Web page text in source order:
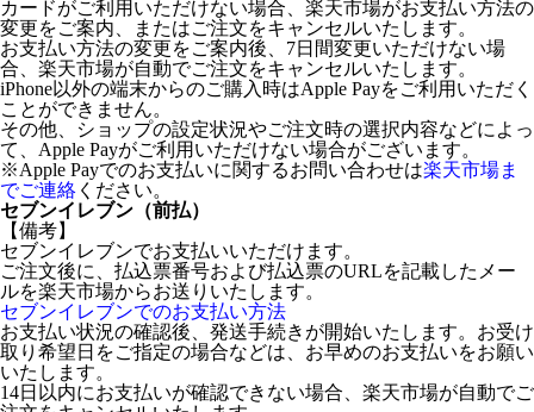
カードがご利用いただけない場合、楽天市場がお支払い方法の
変更をご案内、またはご注文をキャンセルいたします。
お支払い方法の変更をご案内後、7日間変更いただけない場
合、楽天市場が自動でご注文をキャンセルいたします。
iPhone以外の端末からのご購入時はApple Payをご利用いただく
ことができません。
その他、ショップの設定状況やご注文時の選択内容などによっ
て、Apple Payがご利用いただけない場合がございます。
※Apple Payでのお支払いに関するお問い合わせは楽天市場ま
でご連絡 ください。
セブンイレブン（前払）
【備考】
セブンイレブンでお支払いいただけます。
ご注文後に、払込票番号および払込票のURLを記載したメー
ルを楽天市場からお送りいたします。
セブンイレブンでのお支払い方法
お支払い状況の確認後、発送手続きが開始いたします。お受け
取り希望日をご指定の場合などは、お早めのお支払いをお願い
いたします。
14日以内にお支払いが確認できない場合、楽天市場が自動でご